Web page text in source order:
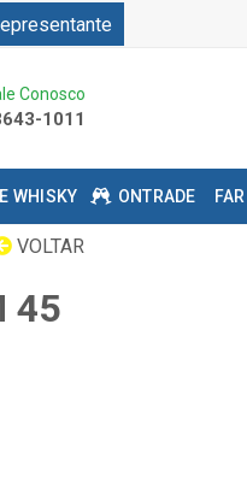
Conosco
1011
WHISKY ONTRADE
VOLTAR
45